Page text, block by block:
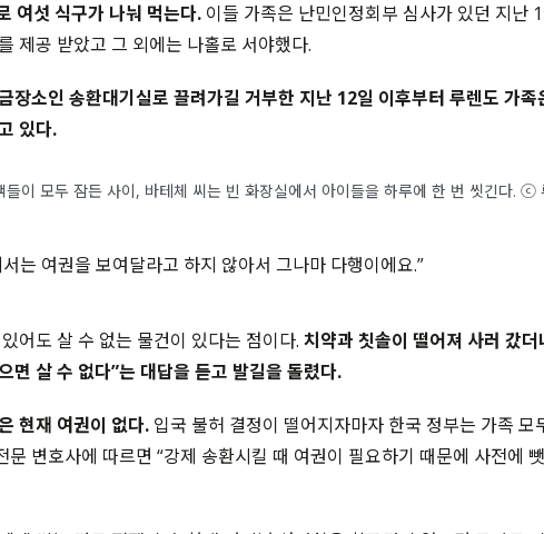
여섯 식구가 나눠 먹는다. 이들 가족은 난민인정회부 심사가 있던 지난
제공 받았고 그 외에는 나홀로 서야했다.
장소인 송환대기실로 끌려가길 거부한 지난 12일 이후부터 루렌도 가족
있다.
들이 모두 잠든 사이, 바테체 씨는 빈 화장실에서 아이들을 하루에 한 번 씻긴다. ⓒ
는 여권을 보여달라고 하지 않아서 그나마 다행이에요.”
어도 살 수 없는 물건이 있다는 점이다. 치약과 칫솔이 떨어져 사러 갔
면 살 수 없다”는 대답을 듣고 발길을 돌렸다.
현재 여권이 없다. 입국 불허 결정이 떨어지자마자 한국 정부는 가족 모
문 변호사에 따르면 “강제 송환시킬 때 여권이 필요하기 때문에 사전에